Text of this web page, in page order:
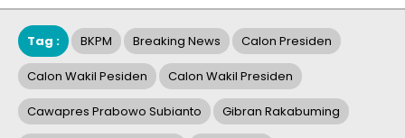
Sapulangit PR dan Persrilis.com Berikan Jasa Public
Relations dan Komunikasi Terpadu Lewat Press Release
Sabtu, 12 April 2025 - 09:57 WIB
HMN Media Holding Tunjuk Wartawan Senior Dharono
Trisawego Sebagai Pemimpin Redaksi
Hallobandung.com